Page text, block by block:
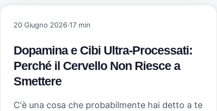
20 Giugno 2026·17 min
Dopamina e Cibi Ultra-Processati:
Perché il Cervello Non Riesce a
Smettere
C'è una cosa che probabilmente hai detto a te